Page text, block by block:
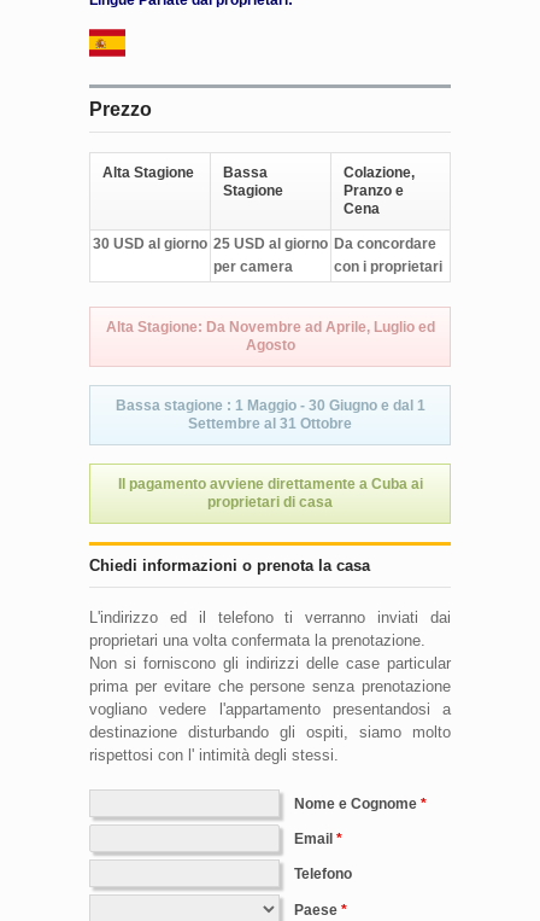
Prezzo
Alta Stagione
Bassa
Stagione
Colazione,
Pranzo e
Cena
30 USD al giorno 25 USD al giorno
per camera
Da concordare
con i proprietari
Alta Stagione: Da Novembre ad Aprile, Luglio ed
Agosto
Bassa stagione : 1 Maggio - 30 Giugno e dal 1
Settembre al 31 Ottobre
Il pagamento avviene direttamente a Cuba ai
proprietari di casa
Chiedi informazioni o prenota la casa
L'indirizzo ed il telefono ti verranno inviati dai
proprietari una volta confermata la prenotazione.
Non si forniscono gli indirizzi delle case particular
prima per evitare che persone senza prenotazione
vogliano vedere l'appartamento presentandosi a
destinazione disturbando gli ospiti, siamo molto
rispettosi con l' intimità degli stessi.
Nome e Cognome
Email
Telefono
Paese